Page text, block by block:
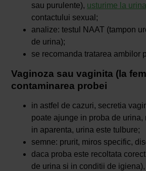
sau purulente), usturime la
contactului sexual;
analize: testul NAAT (tampon
de urina);
se recomanda tratarea ambilor
Vaginoza sau vaginita (la
contaminarea probei
in astfel de cazuri, secretia
poate ajunge in proba de urina,
in aparenta, urina este tulbure;
semne: prurit, miros specific,
daca proba este recoltata
de urina si in conditii de